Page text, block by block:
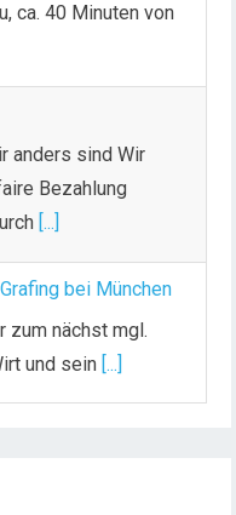
ca. 40 Minuten von
anders sind Wir
Bezahlung
[...]
bei München
zum nächst mgl.
und sein [...]
Chef de Rang